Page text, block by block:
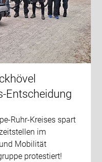
Entscheidung
Ruhr-Kreises spart
im
Mobilität
protestiert!